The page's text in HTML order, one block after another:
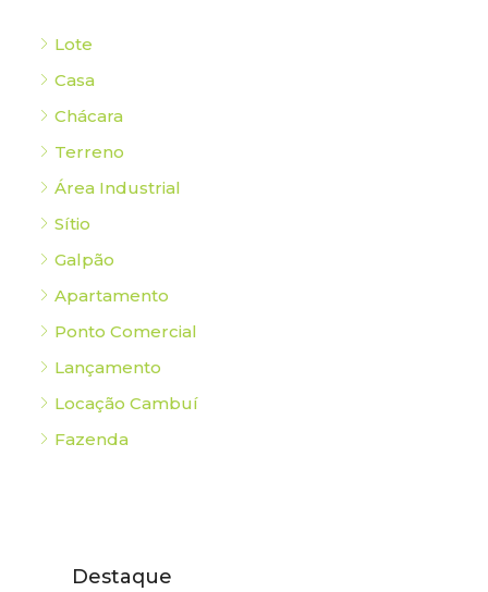
Lote
Casa
Chácara
Terreno
Área Industrial
Sítio
Galpão
Apartamento
Ponto Comercial
Lançamento
Locação Cambuí
Fazenda
Destaque